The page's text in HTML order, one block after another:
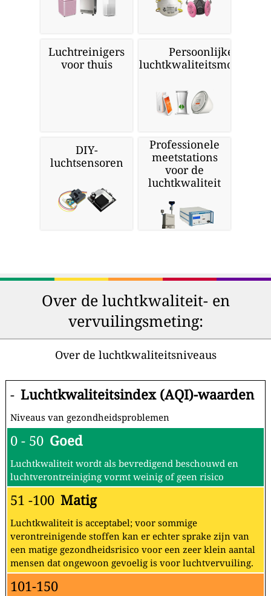
Luchtreinigers
voor thuis
Persoonlijke
luchtkwaliteitsmonitors
DIY-
luchtsensoren
Professionele
meetstations
voor de
luchtkwaliteit
Over de luchtkwaliteit- en
vervuilingsmeting:
Over de luchtkwaliteitsniveaus
- Luchtkwaliteitsindex (AQI)-waarden
Niveaus van gezondheidsproblemen
0 - 50 Goed
Luchtkwaliteit wordt als bevredigend beschouwd en
luchtverontreiniging vormt weinig of geen risico
51 -100 Matig
Luchtkwaliteit is acceptabel; voor sommige
verontreinigende stoffen kan er echter sprake zijn van
een matige gezondheidsrisico voor een zeer klein aantal
mensen dat ongewoon gevoelig is voor luchtvervuiling.
101-150